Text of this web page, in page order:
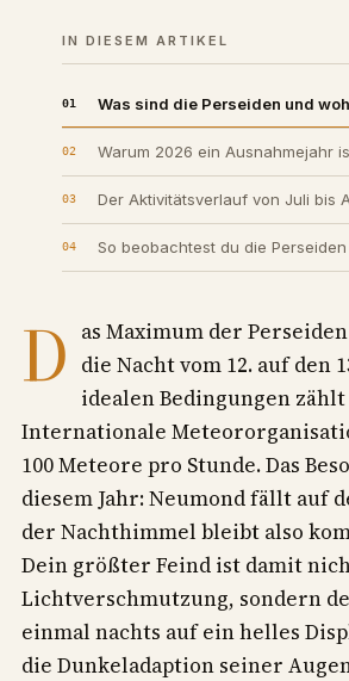
IN DIESEM ARTIKEL
Was sind die Perseiden und
Warum 2026 ein Ausnahmejahr
Der Aktivitätsverlauf von Juli bis
So beobachtest du die
D as Maximum der
die Nacht vom 12. auf den
idealen Bedingungen
Internationale
100 Meteore pro Stunde. Das
diesem Jahr: Neumond fällt auf
der Nachthimmel bleibt also
Dein größter Feind ist damit
Lichtverschmutzung, sondern
einmal nachts auf ein helles
die Dunkeladaption seiner